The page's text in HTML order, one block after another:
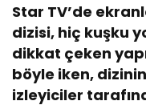
Star TV’de
dizisi, hiç kuşku
dikkat çeken
böyle iken,
izleyiciler